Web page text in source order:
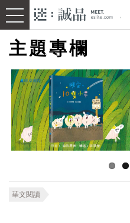
主題專欄
華文閱讀